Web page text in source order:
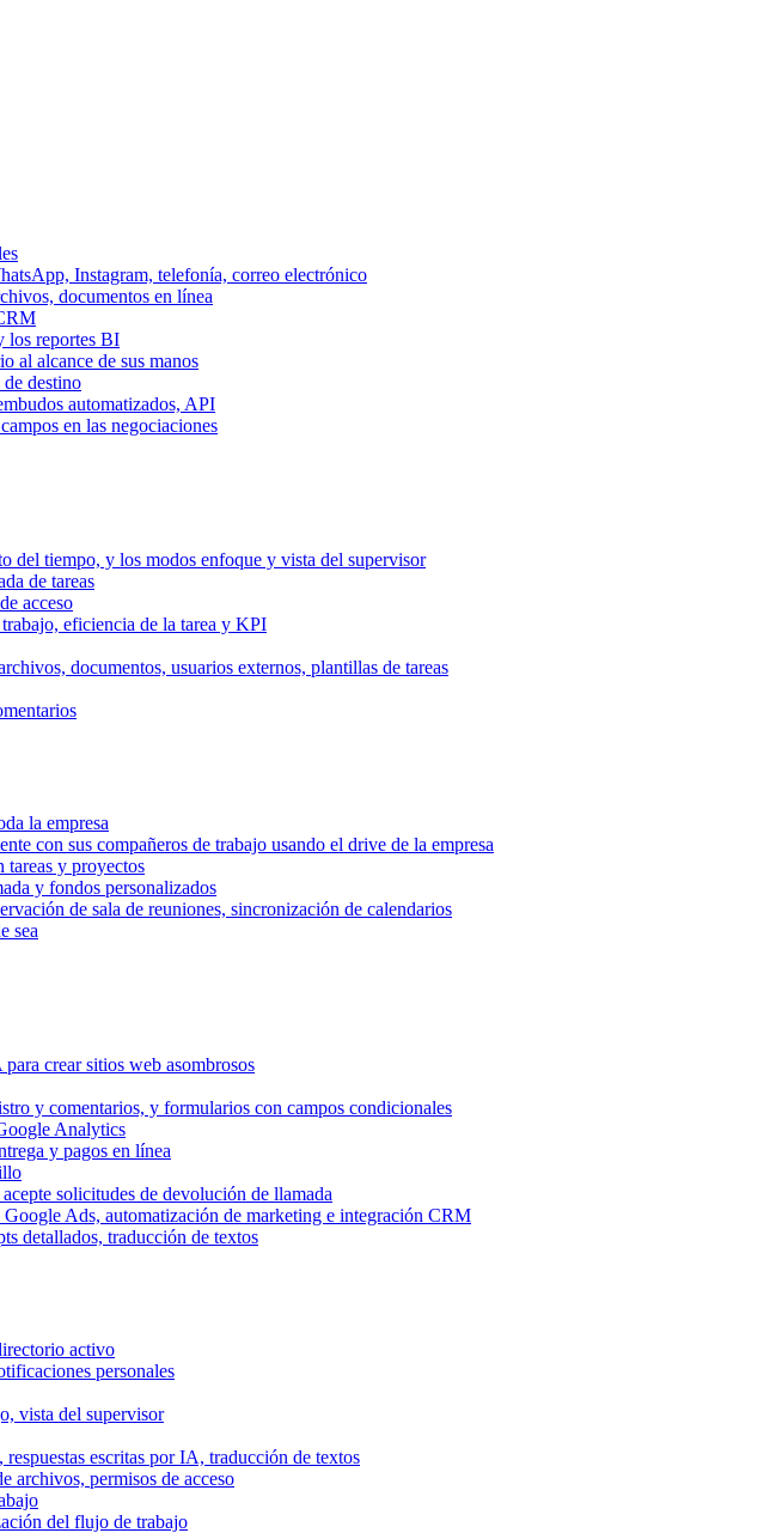
Instagram, telefonía, correo electrónico
documentos en línea
los reportes BI
al alcance de sus manos
destino
automatizados, API
en las negociaciones
del tiempo, y los modos enfoque y vista del supervisor
de tareas
acceso
eficiencia de la tarea y KPI
documentos, usuarios externos, plantillas de tareas
la empresa
con sus compañeros de trabajo usando el drive de la empresa
tareas y proyectos
y fondos personalizados
de sala de reuniones, sincronización de calendarios
sea
crear sitios web asombrosos
y comentarios, y formularios con campos condicionales
Analytics
y pagos en línea
solicitudes de devolución de llamada
Ads, automatización de marketing e integración CRM
detallados, traducción de textos
activo
personales
vista del supervisor
escritas por IA, traducción de textos
archivos, permisos de acceso
del flujo de trabajo